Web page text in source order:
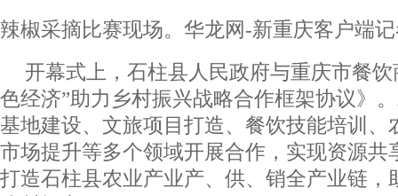
辣椒采摘比赛现场。华龙网-新重庆客户端
开幕式上，石柱县人民政府与重庆市餐
色经济”助力乡村振兴战略合作框架协议》
基地建设、文旅项目打造、餐饮技能培训、
市场提升等多个领域开展合作，实现资源共
打造石柱县农业产业产、供、销全产业链，